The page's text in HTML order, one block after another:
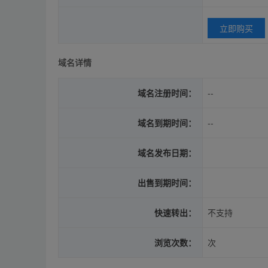
立即购买
域名详情
域名注册时间： --
域名到期时间： --
域名发布日期：
出售到期时间：
快速转出： 不支持
浏览次数： 次